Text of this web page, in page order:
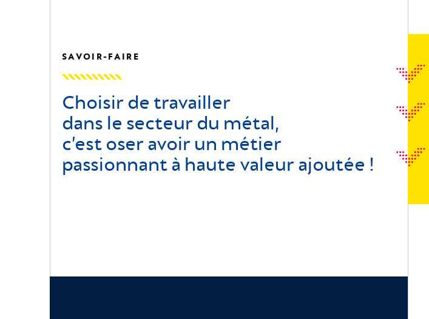
SAVOIR-FAIRE
Choisir de travailler
dans le secteur du métal,
c’est oser avoir un métier
passionnant à haute valeur ajoutée !